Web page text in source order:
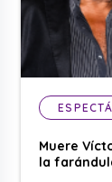
Muere
la